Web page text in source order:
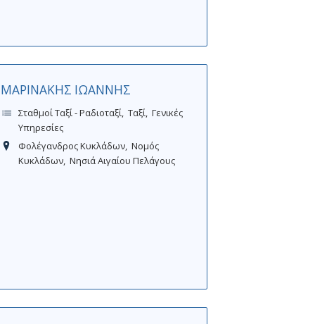
ΜΑΡΙΝΑΚΗΣ ΙΩΑΝΝΗΣ
Σταθμοί Ταξί - Ραδιοταξί Ταξί Γενικές
Υπηρεσίες
Φολέγανδρος Κυκλάδων Νομός
Κυκλάδων Νησιά Αιγαίου Πελάγους